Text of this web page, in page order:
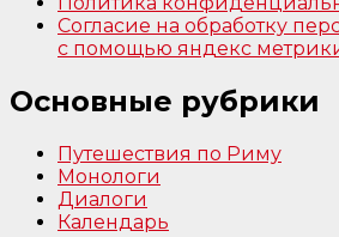
Согласие на обработку
с помощью яндекс
Основные рубрики
Путешествия по Риму
Монологи
Диалоги
Календарь